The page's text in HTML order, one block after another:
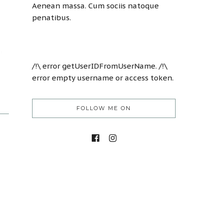
Aenean massa. Cum sociis natoque
penatibus.
/!\ error getUserIDFromUserName. /!\
error empty username or access token.
FOLLOW ME ON